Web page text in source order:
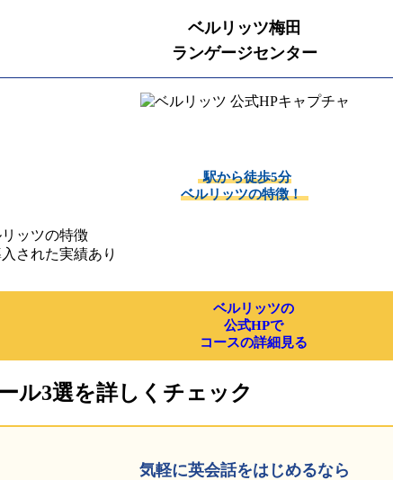
ベルリッツ梅田
ランゲージセンター
駅から徒歩5分
ベルリッツの特徴！
ッツの特徴
された実績あり
ベルリッツの
公式HPで
コースの詳細見る
ル3選を詳しくチェック
気軽に英会話をはじめるなら